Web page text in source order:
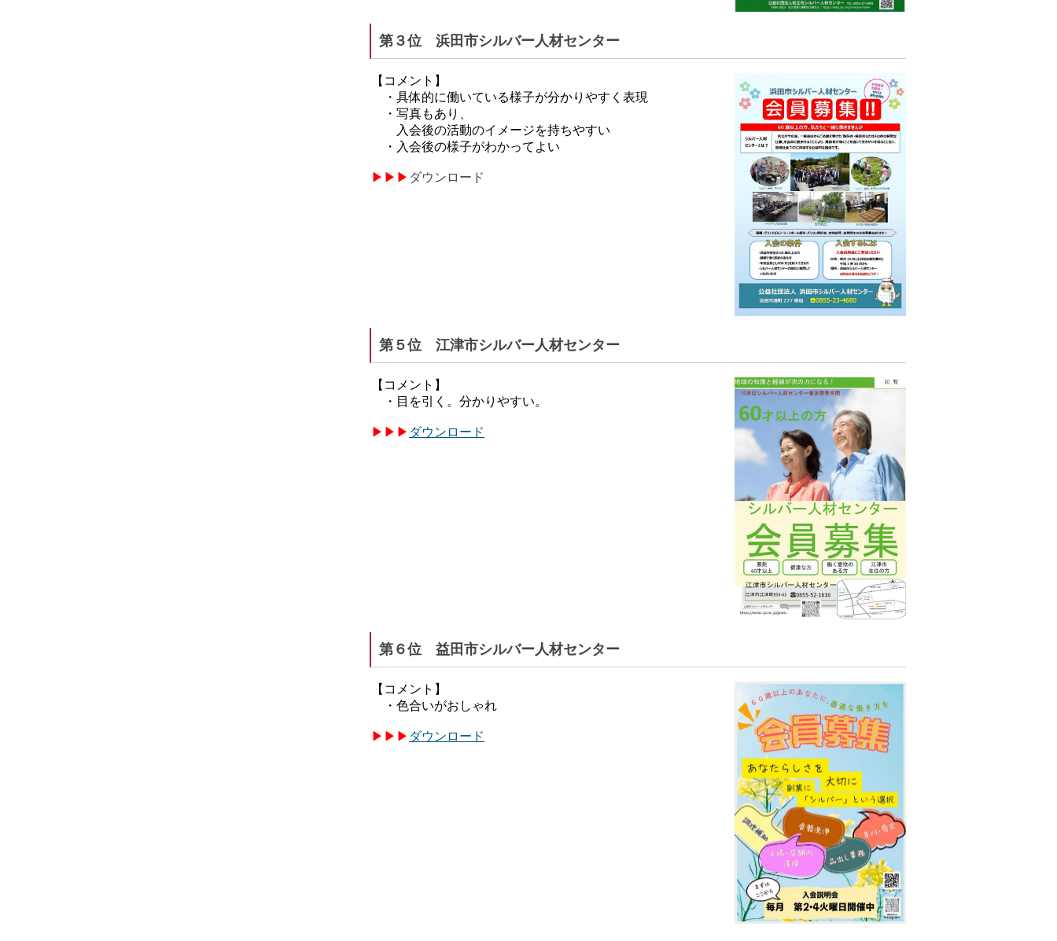
第３位 浜田市シルバー人材センター
【コメント】
・具体的に働いている様子が分かりやすく表現
・写真もあり、
入会後の活動のイメージを持ちやすい
・入会後の様子がわかってよい
▶ ▶ ▶ ダウンロード
第５位 江津市シルバー人材センター
【コメント】
・目を引く。分かりやすい。
▶ ▶ ▶ ダウンロード
第６位 益田市シルバー人材センター
【コメント】
・色合いがおしゃれ
▶ ▶ ▶ ダウンロード